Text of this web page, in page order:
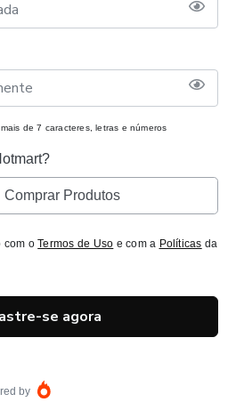
de 7 caracteres, letras e números
Comprar Produtos
com oTermos de Uso e com a Políticas da
se agora
by